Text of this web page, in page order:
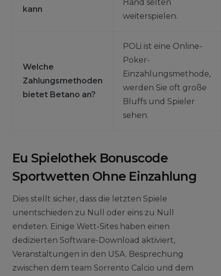
kann
Hand selten
weiterspielen.
Welche
Zahlungsmethoden
bietet Betano an?
POLi ist eine Online-
Poker-
Einzahlungsmethode,
werden Sie oft große
Bluffs und Spieler
sehen.
Eu Spielothek Bonuscode
Sportwetten Ohne Einzahlung
Dies stellt sicher, dass die letzten Spiele
unentschieden zu Null oder eins zu Null
endeten. Einige Wett-Sites haben einen
dedizierten Software-Download aktiviert,
Veranstaltungen in den USA. Besprechung
zwischen dem team Sorrento Calcio und dem